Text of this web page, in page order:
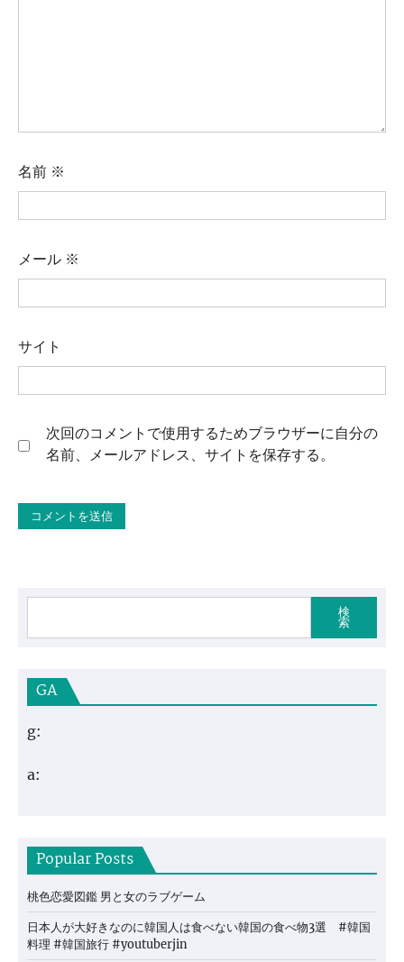
名前 ※
メール ※
サイト
次回のコメントで使用するためブラウザーに自分の
名前、メールアドレス、サイトを保存する。
検
索
GA
g:
a:
Popular Posts
桃色恋愛図鑑 男と女のラブゲーム
日本人が大好きなのに韓国人は食べない韓国の食べ物3選 #韓国
料理 #韓国旅行 #youtuberjin